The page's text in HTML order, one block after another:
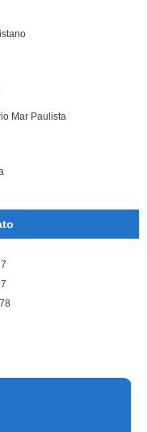
Mar Paulista